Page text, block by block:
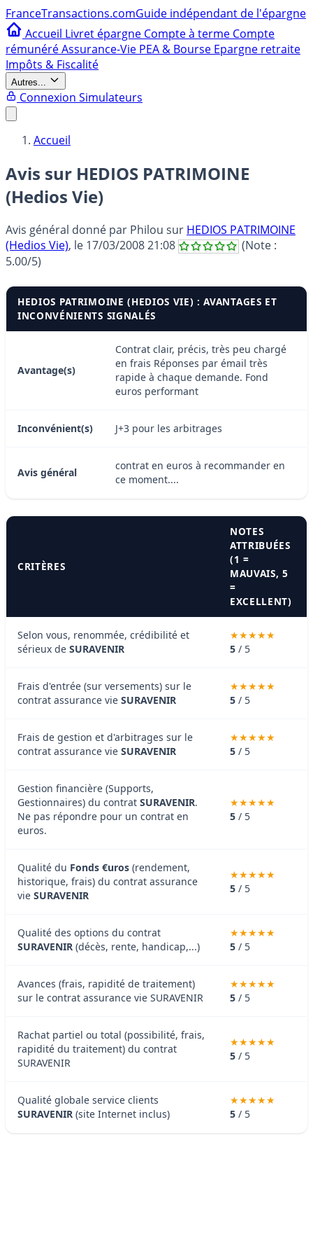
FranceTransactions.comGuide indépendant de l'épargne
Accueil Livret épargne Compte à terme Compte
rémunéréAssurance-Vie PEA & Bourse Epargne retraite
Impôts & Fiscalité
Autres...
Connexion Simulateurs
Accueil
Avis sur HEDIOS PATRIMOINE
(Hedios Vie)
Avis général donné par Philou sur HEDIOS PATRIMOINE
(Hedios Vie), le 17/03/2008 21:08
(Note :
5.00/5)
HEDIOS PATRIMOINE (HEDIOS VIE) : AVANTAGES ET
INCONVÉNIENTS SIGNALÉS
Avantage(s)
Contrat clair, précis, très peu chargé
en frais Réponses par émail très
rapide à chaque demande. Fond
euros performant
Inconvénient(s) J+3 pour les arbitrages
Avis général
contrat en euros à recommander en
ce moment....
CRITÈRES
NOTES
ATTRIBUÉES
(1 =
MAUVAIS, 5
=
EXCELLENT)
Selon vous, renommée, crédibilité et
sérieux de SURAVENIR 5 / 5
Frais d'entrée (sur versements) sur le
contrat assurance vie SURAVENIR 5 / 5
Frais de gestion et d'arbitrages sur le
contrat assurance vie SURAVENIR 5 / 5
Gestion financière (Supports,
Gestionnaires) du contrat SURAVENIR.
Ne pas répondre pour un contrat en
euros.
5 / 5
Qualité du Fonds €uros (rendement,
historique, frais) du contrat assurance
vie SURAVENIR
5 / 5
Qualité des options du contrat
SURAVENIR (décès, rente, handicap,...) 5 / 5
Avances (frais, rapidité de traitement)
sur le contrat assurance vie SURAVENIR
5 / 5
Rachat partiel ou total (possibilité, frais,
rapidité du traitement) du contrat
SURAVENIR
5 / 5
Qualité globale service clients
SURAVENIR (site Internet inclus) 5 / 5